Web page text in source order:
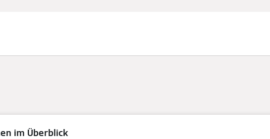
im Überblick